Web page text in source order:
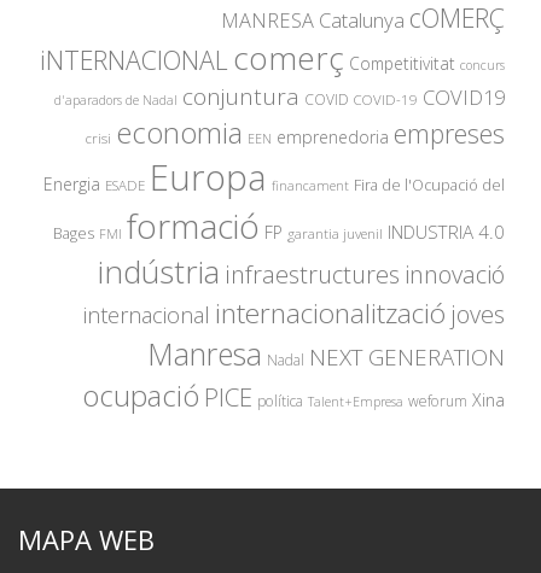
MANRESA Catalunya cOMERÇ
iNTERNACIONAL comerç Competitivitat concurs
d'aparadors de Nadal conjuntura COVID COVID-19 COVID19
crisi economia EEN emprenedoria empreses
Energia ESADE Europa financament Fira de l'Ocupació del
Bages FMI formació FP garantia juvenil INDUSTRIA 4.0
indústria infraestructures innovació
internacional internacionalització joves
Manresa Nadal NEXT GENERATION
ocupació PICE política Talent+Empresa weforum Xina
MAPA WEB